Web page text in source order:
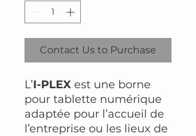
Contact Us to Purchase
L’I-PLEX est une borne
pour tablette numérique
adaptée pour l’accueil de
l’entreprise ou les lieux de